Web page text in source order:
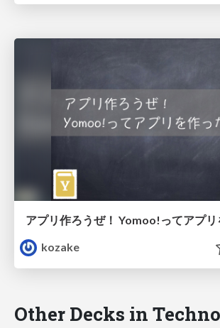
kozake
Other Decks in